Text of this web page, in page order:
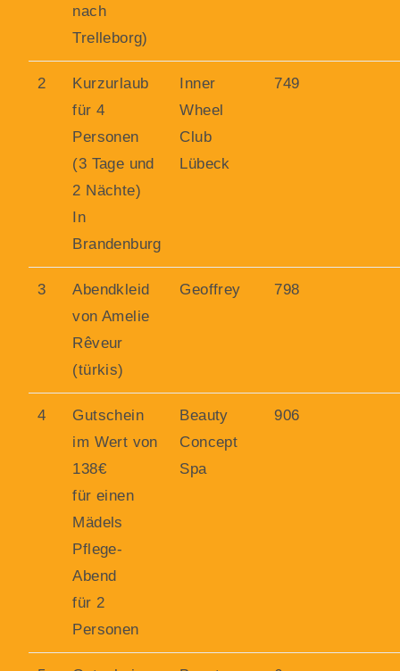
nach
Trelleborg)
2
Kurzurlaub
für 4
Personen
(3 Tage und
2 Nächte)
In
Brandenburg
Inner
Wheel
Club
Lübeck
749
3
Abendkleid
von Amelie
Rêveur
(türkis)
Geoffrey 798
4
Gutschein
im Wert von
138€
für einen
Mädels
Pflege-
Abend
für 2
Personen
Beauty
Concept
Spa
906